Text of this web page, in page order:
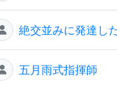
絶交並みに発達し
五月雨式指揮師